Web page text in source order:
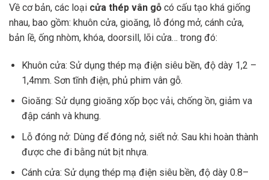
Về cơ bản, các loại cửa thép vân gỗ có cấu tạo khá giống
nhau, bao gồm: khuôn cửa, gioăng, lỗ đóng mở, cánh cửa,
bản lề, ống nhòm, khóa, doorsill, lõi cửa… trong đó:
Khuôn cửa: Sử dụng thép mạ điện siêu bền, độ dày 1,2 –
1,4mm. Sơn tĩnh điện, phủ phim vân gỗ.
Gioăng: Sử dụng gioăng xốp bọc vải, chống ồn, giảm va
đập cánh và khung.
Lỗ đóng nở: Dùng để đóng nở, siết nở. Sau khi hoàn thành
được che đi bằng nút bịt nhựa.
Cánh cửa: Sử dụng thép mạ điện siêu bền, độ dày 0.8–